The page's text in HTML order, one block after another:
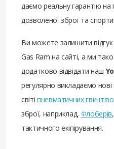
даємо реальну гарантію
дозволеної зброї та
Ви можете залишити
Gas Ram на сайті, а ми
додатково відвідати наш
регулярно викладаємо
світі пневматичних
зброї, наприклад, Флоберів
тактичного екіпірування.